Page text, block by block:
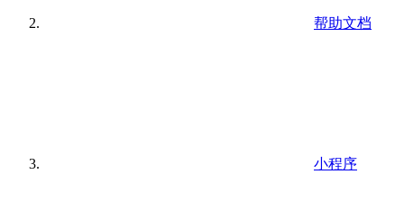
帮助文档
小程序